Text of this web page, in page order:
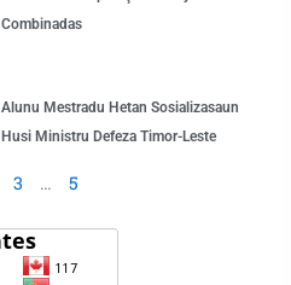
Combinadas
Alunu Mestradu Hetan Sosializasaun
Husi Ministru Defeza Timor-Leste
3 … 5